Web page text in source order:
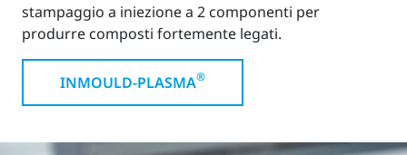
stampaggio a iniezione a 2 componenti per
produrre composti fortemente legati.
INMOULD-PLASMA®